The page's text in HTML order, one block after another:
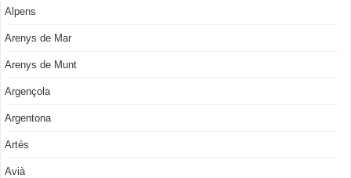
Alpens
Arenys de Mar
Arenys de Munt
Argençola
Argentona
Artés
Avià